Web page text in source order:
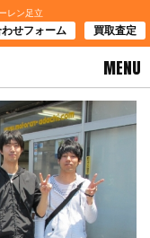
レン足立
せフォーム 買取査定
MENU